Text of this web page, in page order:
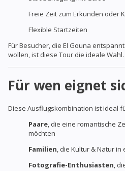
Freie Zeit zum Erkunden oder
Flexible Startzeiten
Für Besucher, die El Gouna
wollen, ist diese Tour die ideale Wahl.
Für wen eignet
Diese Ausflugskombination ist ideal
Paare, die eine romantische
möchten
Familien, die Kultur & Natur
Fotografie-Enthusiasten,